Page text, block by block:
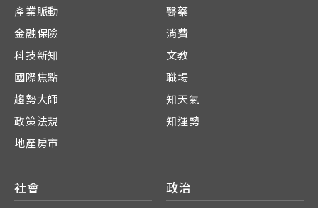
產業脈動
金融保險
科技新知
國際焦點
趨勢大師
政策法規
地產房市
醫藥
消費
文教
職場
知天氣
知運勢
社會 政治